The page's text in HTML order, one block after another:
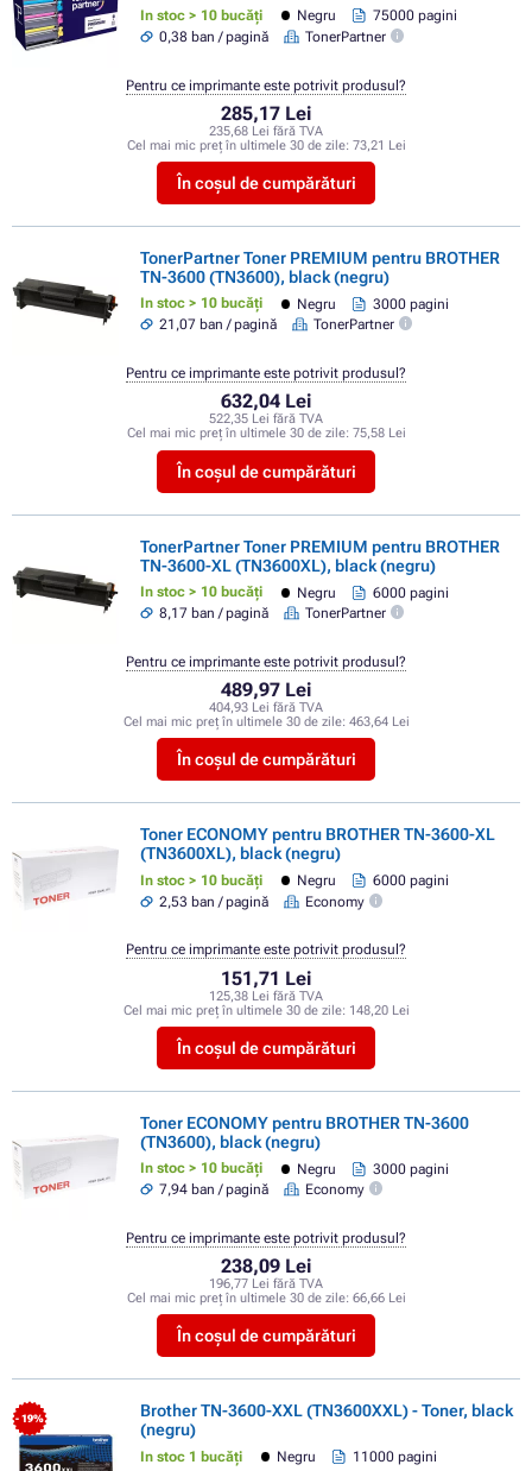
In stoc > 10 bucăți Negru
75000 pagini
0,38 ban / pagină
TonerPartner
285,17 Lei
235,68 Lei fără TVA
Cel mai mic preț în ultimele 30 de zile: 73,21 Lei
În coșul de cumpărături
Pentru ce imprimante este potrivit produsul?
TonerPartner Toner PREMIUM pentru BROTHER
TN-3600 (TN3600), black (negru)
In stoc > 10 bucăți Negru
3000 pagini
21,07 ban / pagină
TonerPartner
632,04 Lei
522,35 Lei fără TVA
Cel mai mic preț în ultimele 30 de zile: 75,58 Lei
În coșul de cumpărături
Pentru ce imprimante este potrivit produsul?
TonerPartner Toner PREMIUM pentru BROTHER
TN-3600-XL (TN3600XL), black (negru)
In stoc > 10 bucăți Negru
6000 pagini
8,17 ban / pagină
TonerPartner
489,97 Lei
404,93 Lei fără TVA
Cel mai mic preț în ultimele 30 de zile: 463,64 Lei
În coșul de cumpărături
Pentru ce imprimante este potrivit produsul?
Toner ECONOMY pentru BROTHER TN-3600-XL
(TN3600XL), black (negru)
In stoc > 10 bucăți Negru
6000 pagini
2,53 ban / pagină
Economy
151,71 Lei
125,38 Lei fără TVA
Cel mai mic preț în ultimele 30 de zile: 148,20 Lei
În coșul de cumpărături
Pentru ce imprimante este potrivit produsul?
Toner ECONOMY pentru BROTHER TN-3600
(TN3600), black (negru)
In stoc > 10 bucăți Negru
3000 pagini
7,94 ban / pagină
Economy
238,09 Lei
196,77 Lei fără TVA
Cel mai mic preț în ultimele 30 de zile: 66,66 Lei
În coșul de cumpărături
Pentru ce imprimante este potrivit produsul?
- 19%
Brother TN-3600-XXL (TN3600XXL) - Toner, black
(negru)
In stoc 1 bucăți Negru
11000 pagini